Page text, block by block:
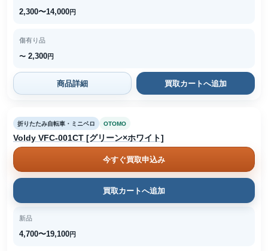
2,300〜14,000円
傷有り品
〜 2,300円
商品詳細 買取カートへ追加
折りたたみ自転車・ミニベロ OTOMO
Voldy VFC-001CT [グリーン×ホワイト]
今すぐ買取申込み
買取カートへ追加
新品
4,700〜19,100円